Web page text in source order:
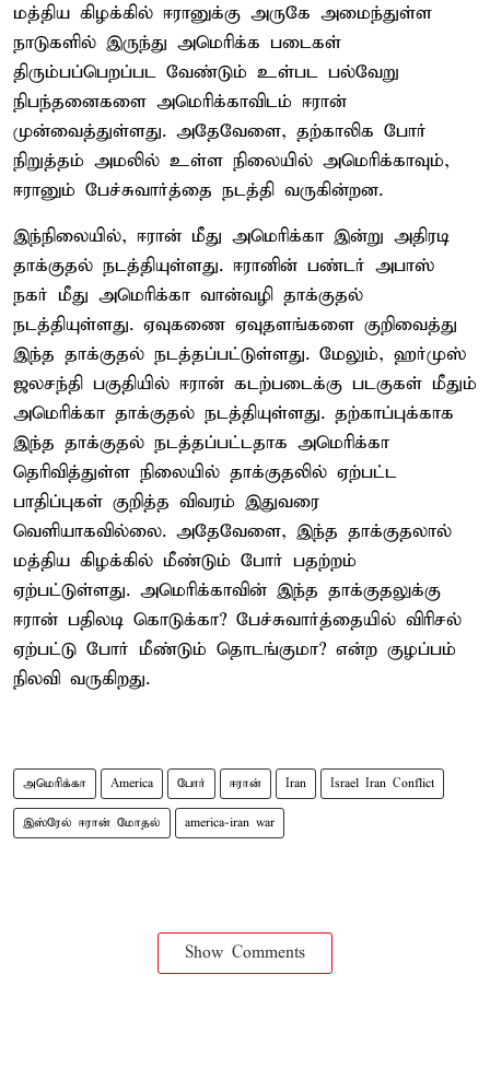
மத்திய கிழக்கில் ஈரானுக்கு அருகே அமைந்துள்ள
நாடுகளில் இருந்து அமெரிக்க படைகள்
திரும்பப்பெறப்பட வேண்டும் உள்பட பல்வேறு
நிபந்தனைகளை அமெரிக்காவிடம் ஈரான்
முன்வைத்துள்ளது. அதேவேளை, தற்காலிக போர்
நிறுத்தம் அமலில் உள்ள நிலையில் அமெரிக்காவும்,
ஈரானும் பேச்சுவார்த்தை நடத்தி வருகின்றன.
இந்நிலையில், ஈரான் மீது அமெரிக்கா இன்று அதிரடி
தாக்குதல் நடத்தியுள்ளது. ஈரானின் பண்டர் அபாஸ்
நகர் மீது அமெரிக்கா வான்வழி தாக்குதல்
நடத்தியுள்ளது. ஏவுகணை ஏவுதளங்களை குறிவைத்து
இந்த தாக்குதல் நடத்தப்பட்டுள்ளது. மேலும், ஹர்முஸ்
ஜலசந்தி பகுதியில் ஈரான் கடற்படைக்கு படகுகள் மீதும்
அமெரிக்கா தாக்குதல் நடத்தியுள்ளது. தற்காப்புக்காக
இந்த தாக்குதல் நடத்தப்பட்டதாக அமெரிக்கா
தெரிவித்துள்ள நிலையில் தாக்குதலில் ஏற்பட்ட
பாதிப்புகள் குறித்த விவரம் இதுவரை
வெளியாகவில்லை. அதேவேளை, இந்த தாக்குதலால்
மத்திய கிழக்கில் மீண்டும் போர் பதற்றம்
ஏற்பட்டுள்ளது. அமெரிக்காவின் இந்த தாக்குதலுக்கு
ஈரான் பதிலடி கொடுக்கா? பேச்சுவார்த்தையில் விரிசல்
ஏற்பட்டு போர் மீண்டும் தொடங்குமா? என்ற குழப்பம்
நிலவி வருகிறது.
அமெரிக்கா America போர் ஈரான் Iran Israel Iran Conflict
இஸ்ரேல் ஈரான் மோதல் america-iran war
Show Comments